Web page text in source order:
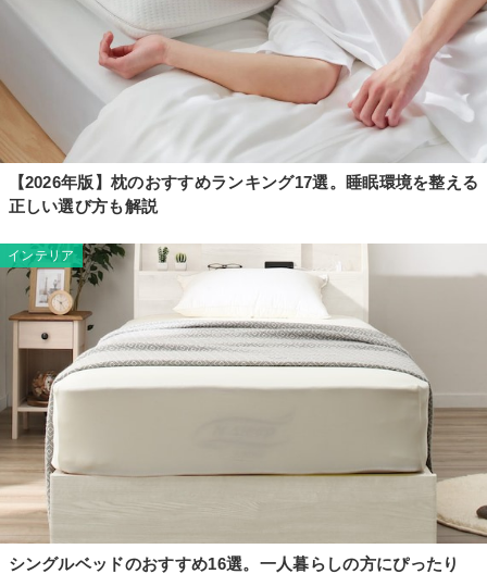
【2026年版】枕のおすすめランキング17選。睡眠環境を整える
正しい選び方も解説
インテリア
シングルベッドのおすすめ16選。一人暮らしの方にぴったり